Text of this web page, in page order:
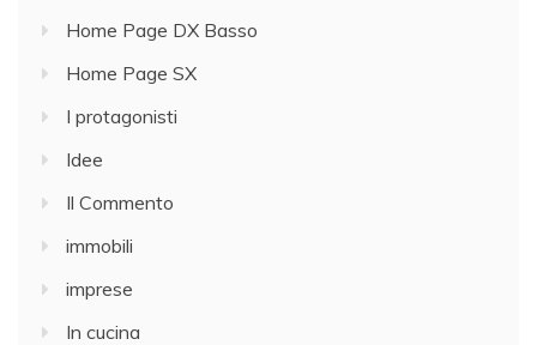
Home Page DX Basso
Home Page SX
I protagonisti
Idee
Il Commento
immobili
imprese
In cucina